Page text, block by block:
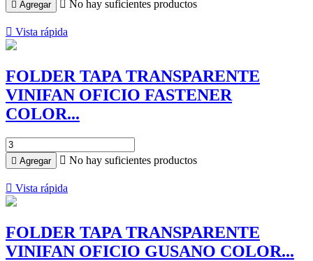
 Agregar  No hay suficientes productos
 Vista rápida
FOLDER TAPA TRANSPARENTE
VINIFAN OFICIO FASTENER
COLOR...
 Agregar  No hay suficientes productos
 Vista rápida
FOLDER TAPA TRANSPARENTE
VINIFAN OFICIO GUSANO COLOR...